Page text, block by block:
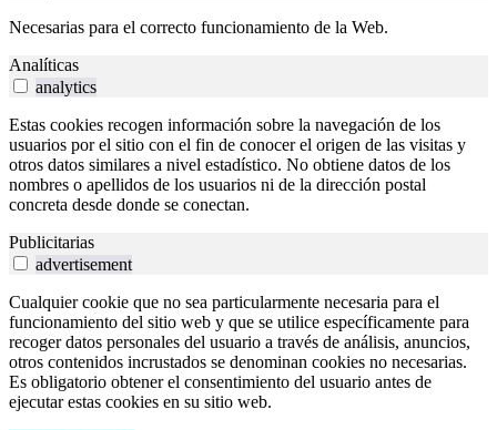
Necesarias para el correcto funcionamiento de la Web.
Analíticas
analytics
Estas cookies recogen información sobre la navegación de los
usuarios por el sitio con el fin de conocer el origen de las visitas y
otros datos similares a nivel estadístico. No obtiene datos de los
nombres o apellidos de los usuarios ni de la dirección postal
concreta desde donde se conectan.
Publicitarias
advertisement
Cualquier cookie que no sea particularmente necesaria para el
funcionamiento del sitio web y que se utilice específicamente para
recoger datos personales del usuario a través de análisis, anuncios,
otros contenidos incrustados se denominan cookies no necesarias.
Es obligatorio obtener el consentimiento del usuario antes de
ejecutar estas cookies en su sitio web.